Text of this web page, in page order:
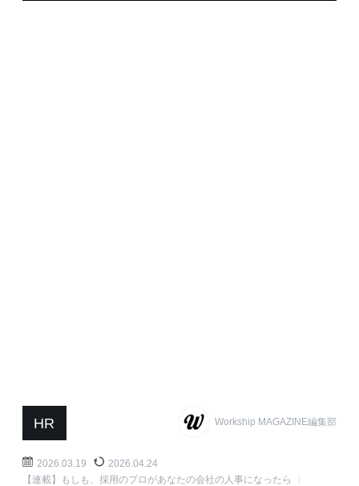
HR Workship MAGAZINE編集部
2026.03.19
2026.04.24
【連載】もしも、採用のプロがあなたの会社の人事になったら